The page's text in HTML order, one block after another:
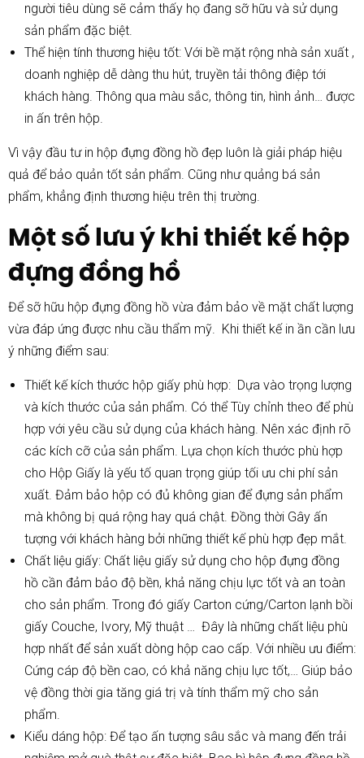
người tiêu dùng sẽ cảm thấy họ đang sỡ hữu và sử dụng
sản phẩm đặc biệt.
Thể hiện tính thương hiệu tốt: Với bề mặt rộng nhà sản xuất ,
doanh nghiệp dễ dàng thu hút, truyền tải thông điệp tới
khách hàng. Thông qua màu sắc, thông tin, hình ảnh… được
in ấn trên hộp.
Vì vậy đầu tư in hộp đựng đồng hồ đẹp luôn là giải pháp hiệu
quả để bảo quản tốt sản phẩm. Cũng như quảng bá sản
phẩm, khẳng định thương hiệu trên thị trường.
Một số lưu ý khi thiết kế hộp
đựng đồng hồ
Để sỡ hữu hộp đựng đồng hồ vừa đảm bảo về mặt chất lượng
vừa đáp ứng được nhu cầu thẩm mỹ. Khi thiết kế in ần cần lưu
ý những điểm sau:
Thiết kế kích thước hộp giấy phù hợp: Dựa vào trọng lượng
và kích thước của sản phẩm. Có thể Tùy chỉnh theo để phù
hợp với yêu cầu sử dụng của khách hàng. Nên xác định rõ
các kích cỡ của sản phẩm. Lựa chọn kích thước phù hợp
cho Hộp Giấy là yếu tố quan trọng giúp tối ưu chi phí sản
xuất. Đảm bảo hộp có đủ không gian để đựng sản phẩm
mà không bị quá rộng hay quá chật. Đồng thời Gây ấn
tượng với khách hàng bởi những thiết kế phù hợp đẹp mắt.
Chất liệu giấy: Chất liệu giấy sử dụng cho hộp đựng đồng
hồ cần đảm bảo độ bền, khả năng chịu lực tốt và an toàn
cho sản phẩm. Trong đó giấy Carton cứng/Carton lạnh bồi
giấy Couche, Ivory, Mỹ thuật … Đây là những chất liệu phù
hợp nhất để sản xuất dòng hộp cao cấp. Với nhiều ưu điểm:
Cứng cáp độ bền cao, có khả năng chịu lực tốt,… Giúp bảo
vệ đồng thời gia tăng giá trị và tính thẩm mỹ cho sản
phẩm.
Kiểu dáng hộp: Để tạo ấn tượng sâu sắc và mang đến trải